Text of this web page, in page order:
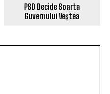
PSD Decide Soarta
Guvernului Veștea